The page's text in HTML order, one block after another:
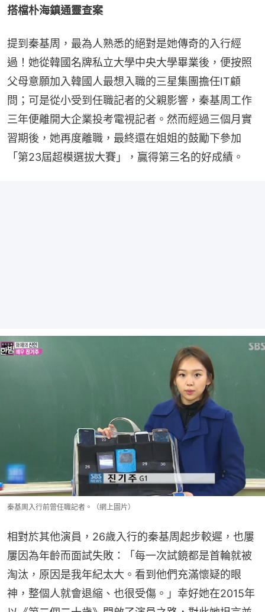
搭檔朴海鎮通靈查案
提到秦基周，最為人熟悉的絕對是她傳奇的入行經
過！她從韓國名牌私立大學中央大學畢業後，便按照
父母意願加入韓國人最想入職的三星集團擔任IT顧
問；可是從小受到任職記者的父親影響，秦基周工作
三年便離開大企業投考電視記者。然而經過三個月實
習期後，她再度離職，最終還在姐姐的鼓勵下參加
「第23屆超模選拔大賽」，贏得第三名的好成績。
秦基周入行前曾任職記者。（網上圖片）
相對於其他演員，26歲入行的秦基周起步較遲，也屢
屢因為年齡而面試失敗：「每一次試鏡都是首輪就被
淘汰，原因是我年紀太大。看到他們充滿懷疑的眼
神，整個人就會退縮、也很受傷。」幸好她在2015年